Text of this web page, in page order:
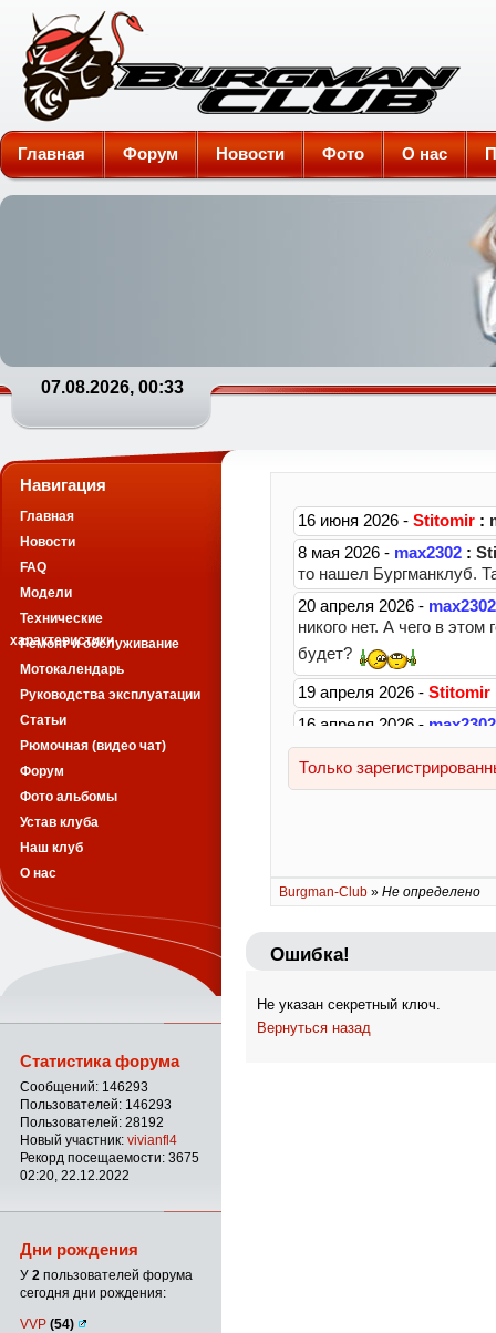
Burgman-Club
Главная Форум Новости Фото О нас
07.08.2026, 00:33
Burgman-Club » Не определено
Ошибка!
Не указан секретный ключ.
Вернуться назад
Навигация
Главная
Новости
FAQ
Модели
Технические
характеристики
Ремонт и обслуживание
Мотокалендарь
Руководства эксплуатации
Статьи
Рюмочная (видео чат)
Форум
Фото альбомы
Устав клуба
Наш клуб
О нас
Статистика форума
Сообщений: 146293
Пользователей: 146293
Пользователей: 28192
Новый участник: vivianfl4
Рекорд посещаемости: 3675
02:20, 22.12.2022
Дни рождения
У 2 пользователей форума
сегодня дни рождения:
VVP (54)